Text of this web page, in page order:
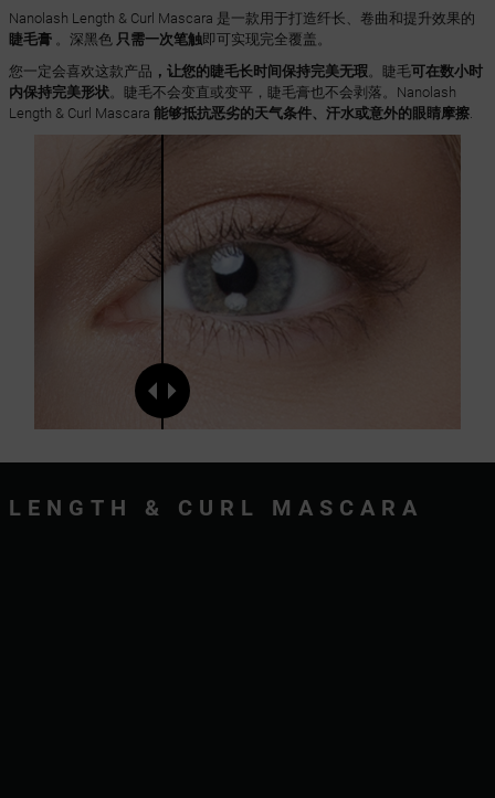
Nanolash Length & Curl Mascara 是一款用于打造纤长、卷曲和提升效果的
睫毛膏。深黑色 只需一次笔触即可实现完全覆盖。
您一定会喜欢这款产品 ，让您的睫毛长时间保持完美无瑕。睫毛可在数小时
内保持完美形状。睫毛不会变直或变平，睫毛膏也不会剥落。Nanolash
Length & Curl Mascara 能够抵抗恶劣的天气条件、汗水或意外的眼睛摩擦.
LENGTH & CURL MASCARA